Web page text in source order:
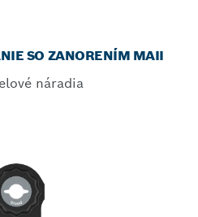
SO ZANORENÍM MAII
náradia